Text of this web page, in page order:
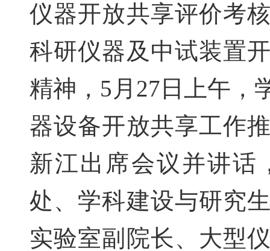
仪器开放共享评价考
科研仪器及中试装置
精神， 5 月 27 日 上午 ，
器设备开放共享工作
新江出席会议并讲话
处、学科建设与研究
实验室副院长、 大型